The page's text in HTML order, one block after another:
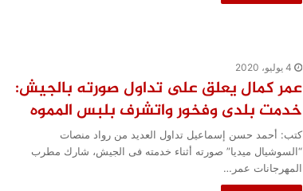
4 يوليو، 2020
عمر كمال يعلق على تداول صورته بالجيش:
خدمت بلدى وفخور واتشرف بلبس المموه
كتب: أحمد حسن إسماعيل تداول العديد من رواد منصات
“السوشيال ميديا” صورته أثناء خدمته فى الجيش، شارك مطرب
المهرجانات عمر…